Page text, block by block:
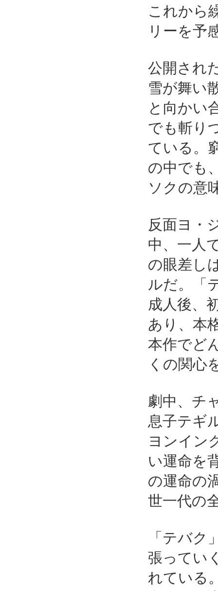
これから
リーを予
公開され
雪が舞い
と向かい
でも斬り
ている。
の中でも
ソクの意
反面ヨ・
中、一人
の眼差し
ルだ。「
成人後、
あり、本
本作でど
くの関心
劇中、チ
息子テギ
ヨンイン
い運命を
の運命の
世一代の
「テバク
張ってい
れている